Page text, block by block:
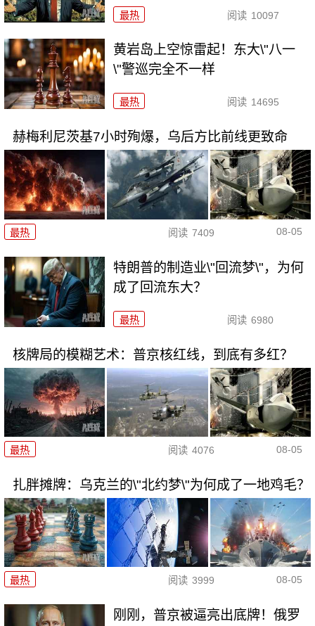
最热 阅读 10097
黄岩岛上空惊雷起！东大\"八一
\"警巡完全不一样
最热 阅读 14695
赫梅利尼茨基7小时殉爆，乌后方比前线更致命
最热 阅读 7409 08-05
特朗普的制造业\"回流梦\"，为何
成了回流东大？
最热 阅读 6980
核牌局的模糊艺术：普京核红线，到底有多红？
最热 阅读 4076 08-05
扎胖摊牌：乌克兰的\"北约梦\"为何成了一地鸡毛？
最热 阅读 3999 08-05
刚刚，普京被逼亮出底牌！俄罗